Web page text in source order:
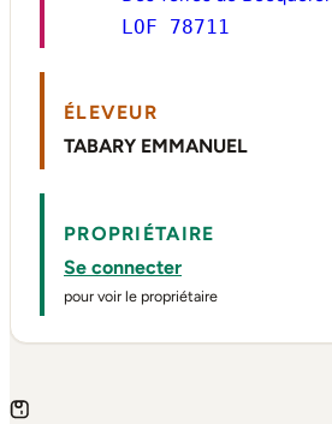
LOF 78711
ÉLEVEUR
TABARY EMMANUEL
PROPRIÉTAIRE
Se connecter
pour voir le propriétaire